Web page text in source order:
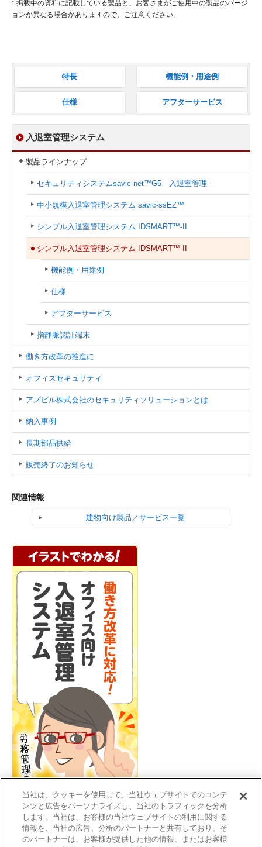
* 掲載中の資料に記載している製品と、お客さまがご使用中の製品のバージ
ョンが異なる場合がありますので、ご注意ください。
特長 機能例・用途例
仕様 アフターサービス
入退室管理システム
製品ラインナップ
セキュリティシステムsavic-net™G5 入退室管理
中小規模入退室管理システム savic-ssEZ™
シンプル⼊退室管理システム IDSMART™-II
シンプル入退室管理システム IDSMART™-II
機能例・用途例
仕様
アフターサービス
指静脈認証端末
働き方改革の推進に
オフィスセキュリティ
アズビル株式会社のセキュリティソリューションとは
納入事例
長期部品供給
販売終了のお知らせ
関連情報
建物向け製品／サービス一覧
当社は、クッキーを使用して、当社ウェブサイトでのコンテ
ンツと広告をパーソナライズし、当社のトラフィックを分析
します。当社は、お客様の当社ウェブサイトの利用に関する
情報を、当社の広告、分析のパートナーと共有しており、そ
のパートナーは、お客様が提供した他の情報、またはお客様